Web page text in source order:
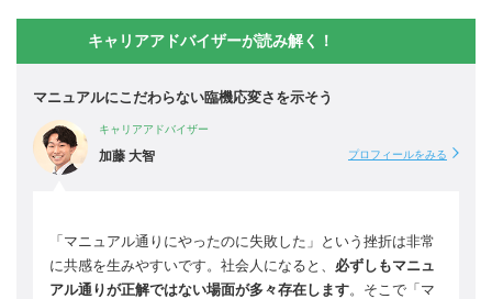
キャリアアドバイザーが読み解く！
マニュアルにこだわらない臨機応変さを示そう
キャリアアドバイザー
加藤 大智 プロフィールをみる
「マニュアル通りにやったのに失敗した」という挫折は非常
に共感を生みやすいです。社会人になると、 必ずしもマニュ
アル通りが正解ではない場面が多々存在します。そこで「マ